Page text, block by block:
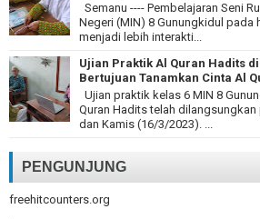
Semanu ---- Pembelajaran Seni
Negeri (MIN) 8 Gunungkidul pada
menjadi lebih interakti...
Ujian Praktik Al Quran Hadits
Bertujuan Tanamkan Cinta Al
Ujian praktik kelas 6 MIN 8
Quran Hadits telah
dan Kamis (16/3/2023). ...
PENGUNJUNG
freehitcounters.org